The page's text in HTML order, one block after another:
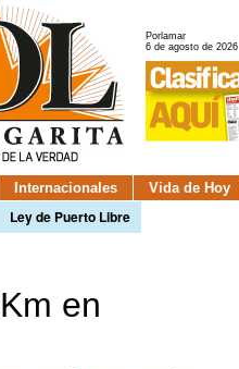
Porlamar
6 de agosto de 2026
Internacionales Vida de Hoy
Ley de Puerto Libre
en